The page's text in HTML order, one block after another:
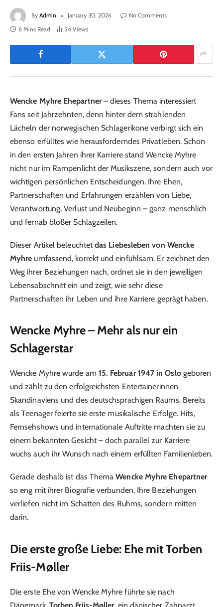
By Admin January 30, 2026
No Comments
6 Mins Read
24 Views
Wencke Myhre Ehepartner– dieses Thema interessiert
Fans seit Jahrzehnten, denn hinter dem strahlenden
Lächeln der norwegischen Schlagerikone verbirgt sich ein
ebenso erfülltes wie herausforderndes Privatleben. Schon
in den ersten Jahren ihrer Karriere stand Wencke Myhre
nicht nur im Rampenlicht der Musikszene, sondern auch vor
wichtigen persönlichen Entscheidungen. Ihre Ehen,
Partnerschaften und Erfahrungen erzählen von Liebe,
Verantwortung, Verlust und Neubeginn – ganz menschlich
und fernab bloßer Schlagzeilen.
Dieser Artikel beleuchtetdas Liebesleben von Wencke
Myhre umfassend, korrekt und einfühlsam. Er zeichnet den
Weg ihrer Beziehungen nach, ordnet sie in den jeweiligen
Lebensabschnitt ein und zeigt, wie sehr diese
Partnerschaften ihr Leben und ihre Karriere geprägt haben.
Wencke Myhre – Mehr als nur ein
Schlagerstar
Wencke Myhre wurde am 15. Februar 1947 in Oslogeboren
und zählt zu den erfolgreichsten Entertainerinnen
Skandinaviens und des deutschsprachigen Raums. Bereits
als Teenager feierte sie erste musikalische Erfolge. Hits,
Fernsehshows und internationale Auftritte machten sie zu
einem bekannten Gesicht – doch parallel zur Karriere
wuchs auch ihr Wunsch nach einem erfüllten Familienleben.
Gerade deshalb ist das ThemaWencke Myhre Ehepartner
so eng mit ihrer Biografie verbunden. Ihre Beziehungen
verliefen nicht im Schatten des Ruhms, sondern mitten
darin.
Die erste große Liebe: Ehe mit Torben
Friis-Møller
Die erste Ehe von Wencke Myhre führte sie nach